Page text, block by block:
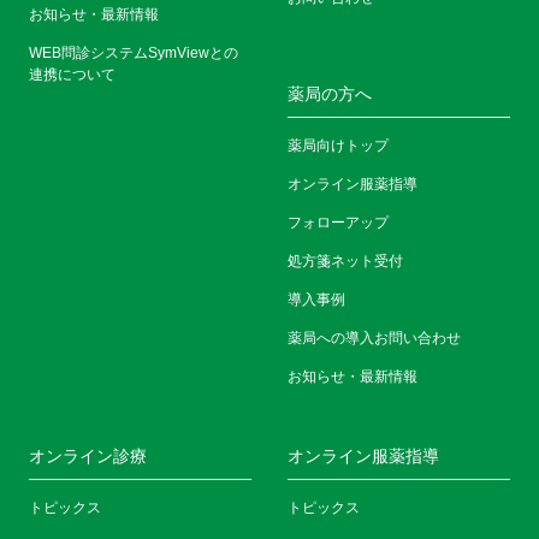
お知らせ・最新情報
WEB問診システムSymViewとの
連携について
オンライン診療
トピックス
薬局の方へ
薬局向けトップ
オンライン服薬指導
フォローアップ
処方箋ネット受付
導入事例
薬局への導入お問い合わせ
お知らせ・最新情報
オンライン服薬指導
トピックス